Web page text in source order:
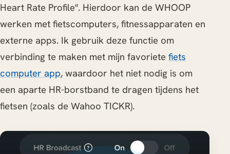
Heart Rate Profile". Hierdoor kan de WHOOP
werken met fietscomputers, fitnessapparaten en
externe apps. Ik gebruik deze functie om
verbinding te maken met mijn favoriete fiets
computer app, waardoor het niet nodig is om
een aparte HR-borstband te dragen tijdens het
fietsen (zoals de Wahoo TICKR).